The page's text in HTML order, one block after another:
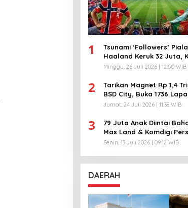
1
Tsunami ‘Followers’
Haaland Keruk 32 Juta,
Bikin Geger!
Minggu, 26 Juli 2026 | 12:50 WIB
2
Tarikan Magnet Rp 1,4
BSD City, Buka 1736
Jumat, 24 Juli 2026 | 11:38 WIB
3
79 Juta Anak Diintai
Mas Land & Komdigi
Ratusan Guru!
Senin, 13 Juli 2026 | 09:12 WIB
DAERAH